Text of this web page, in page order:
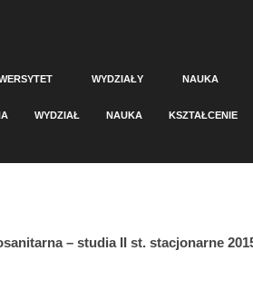
WYDZIAŁY NAUKA
WYDZIAŁ NAUKA KSZTAŁCENIE
– studia II st. stacjonarne